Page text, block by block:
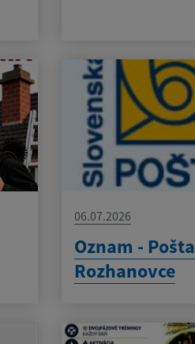
06.07.2026
Oznam - Pošta
Rozhanovce